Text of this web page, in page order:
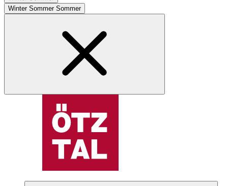
Winter Sommer Sommer